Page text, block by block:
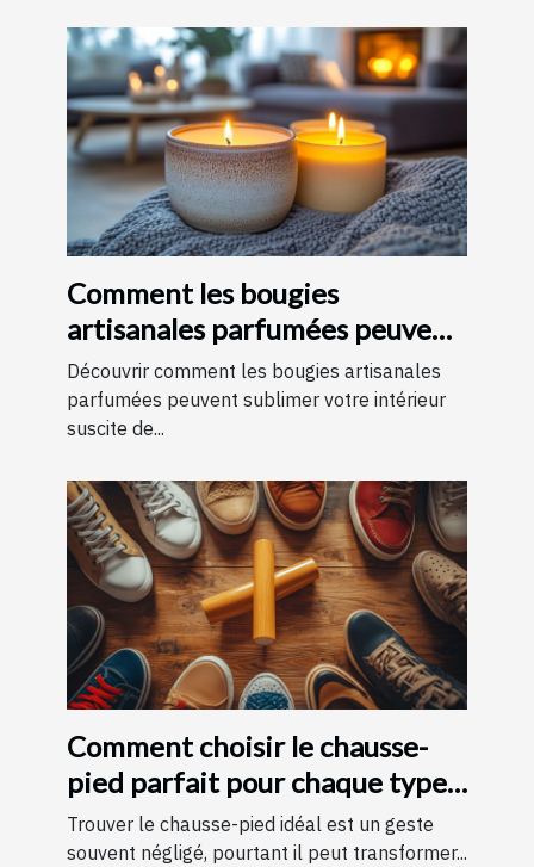
Comment les bougies
artisanales parfumées peuvent
améliorer votre intérieur
Découvrir comment les bougies artisanales
parfumées peuvent sublimer votre intérieur
suscite de...
Comment choisir le chausse-
pied parfait pour chaque type
de chaussure
Trouver le chausse-pied idéal est un geste
souvent négligé, pourtant il peut transformer...